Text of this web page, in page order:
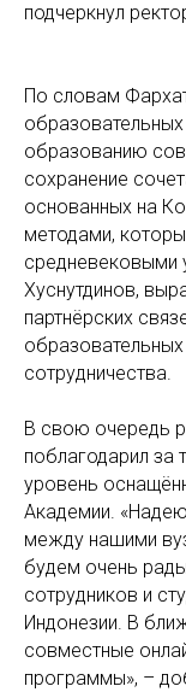
подчеркнул
По словам
образованию
сохранение
основанных на
методами,
средневековыми
Хуснутдинов,
партнёрских
сотрудничества.
В свою очередь
поблагодарил за
уровень
Академии.
между нашими
будем очень
сотрудников и
Индонезии. В
совместные
программы», –